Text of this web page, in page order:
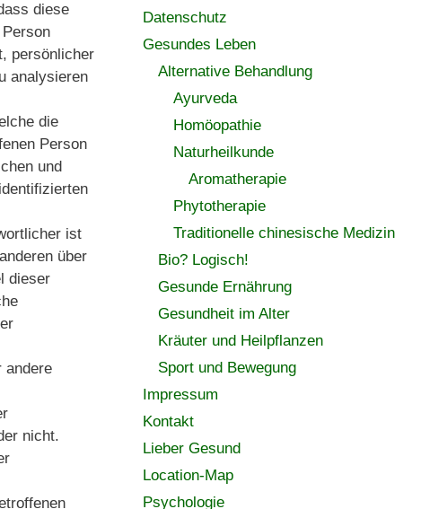
diese
persönlicher
analysieren
die
Person
und
ist
über
dieser
andere
nicht.
Datenschutz
Gesundes Leben
Alternative Behandlung
Ayurveda
Homöopathie
Naturheilkunde
Aromatherapie
Phytotherapie
Traditionelle chinesische Medizin
Bio? Logisch!
Gesunde Ernährung
Gesundheit im Alter
Kräuter und Heilpflanzen
Sport und Bewegung
Impressum
Kontakt
Lieber Gesund
Location-Map
Psychologie